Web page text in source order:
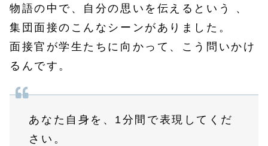
物語の中で、自分の思いを伝えるという 、
集団面接のこんなシーンがありました。
面接官が学生たちに向かって、こう問いかけ
るんです。
あなた自身を、1分間で表現してくだ
さい。